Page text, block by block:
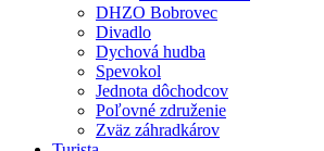
DHZO Bobrovec
Divadlo
Dychová hudba
Spevokol
Jednota dôchodcov
Poľovné združenie
Zväz záhradkárov